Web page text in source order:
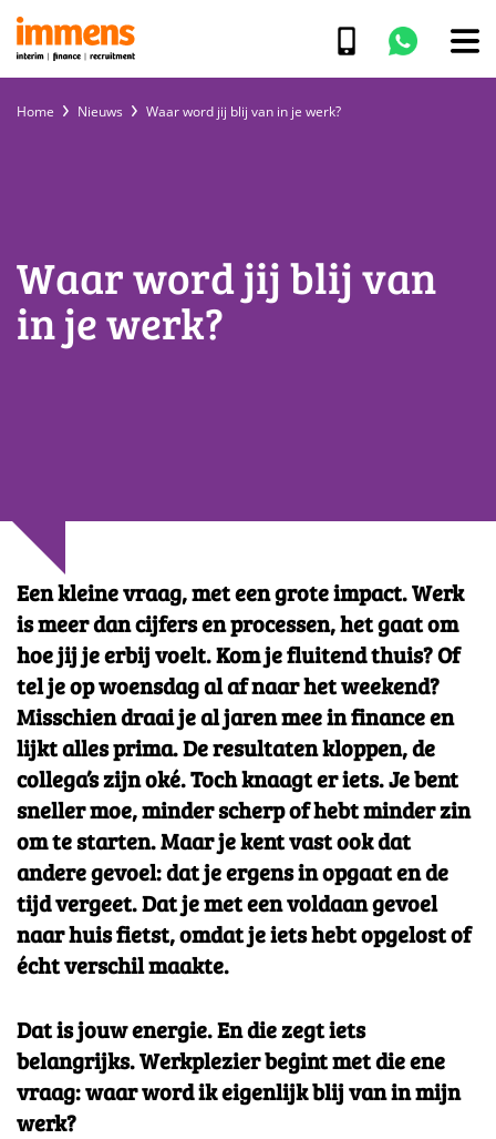
Home Nieuws Waar word jij blij van in je werk?
Waar word jij blij van
in je werk?
Een kleine vraag, met een grote impact. Werk
is meer dan cijfers en processen, het gaat om
hoe jij je erbij voelt. Kom je fluitend thuis? Of
tel je op woensdag al af naar het weekend?
Misschien draai je al jaren mee in finance en
lijkt alles prima. De resultaten kloppen, de
collega’s zijn oké. Toch knaagt er iets. Je bent
sneller moe, minder scherp of hebt minder zin
om te starten. Maar je kent vast ook dat
andere gevoel: dat je ergens in opgaat en de
tijd vergeet. Dat je met een voldaan gevoel
naar huis fietst, omdat je iets hebt opgelost of
écht verschil maakte.
Dat is jouw energie. En die zegt iets
belangrijks. Werkplezier begint met die ene
vraag: waar word ik eigenlijk blij van in mijn
werk?